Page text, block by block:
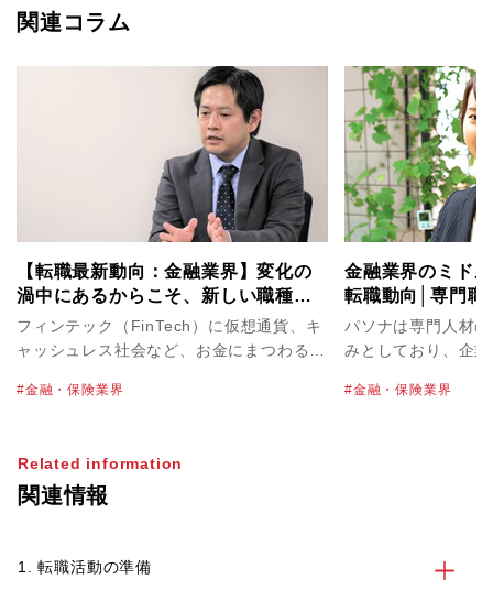
関連コラム
【転職最新動向：金融業界】変化の
渦中にあるからこそ、新しい職種・
ポジションを生み出せるチャンス
フィンテック（FinTech）に仮想通貨、キ
ャッシュレス社会など、お金にまつわる新
られています。その一方で、メガバンクの
界。業界全体の動向や、転職市場はどのよ
うな状況なのでしょうか。自身も証券会社
ア キャリアアドバイザーの新垣に話を聞
金融・保険業界
金融業界のミド
転職動向│専門職
パソナは専門人材
みとしており、企
イントで求職者の
金融・保険業界
Related information
関連情報
1. 転職活動の準備